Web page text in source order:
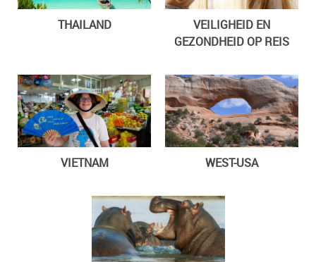
THAILAND
VEILIGHEID EN
GEZONDHEID OP REIS
VIETNAM WEST-USA